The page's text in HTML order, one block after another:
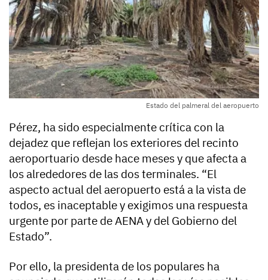
Estado del palmeral del aeropuerto
Pérez, ha sido especialmente crítica con la
dejadez que reflejan los exteriores del recinto
aeroportuario desde hace meses y que afecta a
los alrededores de las dos terminales. “El
aspecto actual del aeropuerto está a la vista de
todos, es inaceptable y exigimos una respuesta
urgente por parte de AENA y del Gobierno del
Estado”.
Por ello, la presidenta de los populares ha